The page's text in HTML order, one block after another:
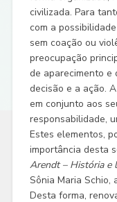
civilizada. Para
com a
sem coação ou
preocupação
de aparecimento e
decisão e a ação.
em conjunto aos
responsabilidade,
Estes elementos,
importância desta
Arendt – História e
Sônia Maria Schio,
Desta forma,